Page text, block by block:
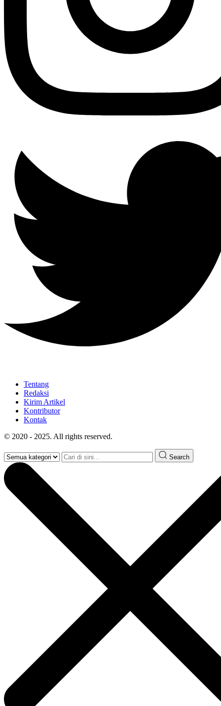
Tentang
Redaksi
Kirim Artikel
Kontributor
Kontak
© 2020 - 2025. All rights reserved.
Search